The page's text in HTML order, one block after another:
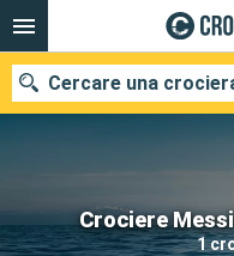
Crociere
1
Cercare una
Le nostre destinazioni